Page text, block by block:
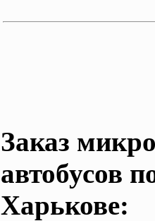
Заказ
автобусов
Харькове: